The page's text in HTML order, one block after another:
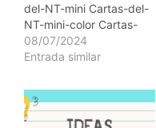
del-NT-mini Cartas-del-
NT-mini-color Cartas-
NT_hoja-1 Cartas-
NT_hoja-2 Cartas-
NT_hojita-1 Cartas-
NT_hojita-3 Cartas-
NT_hojitas-5 Cartas-
08/07/2024
Entrada similar